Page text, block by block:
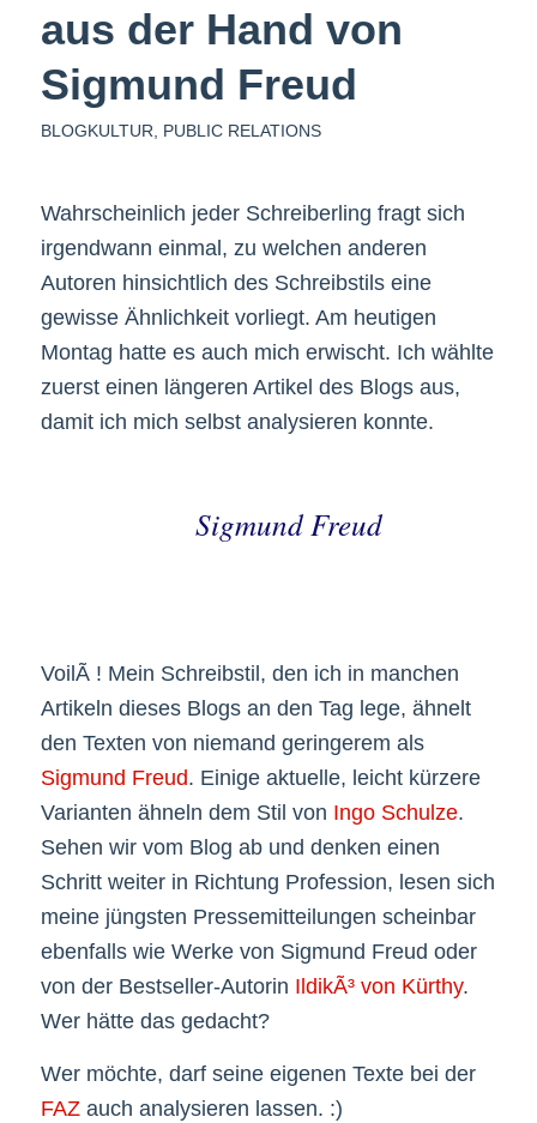
aus der Hand von
Sigmund Freud
BLOGKULTUR PUBLIC RELATIONS
Wahrscheinlich jeder Schreiberling fragt sich
irgendwann einmal, zu welchen anderen
Autoren hinsichtlich des Schreibstils eine
gewisse Ähnlichkeit vorliegt. Am heutigen
Montag hatte es auch mich erwischt. Ich wählte
zuerst einen längeren Artikel des Blogs aus,
damit ich mich selbst analysieren konnte.
Sigmund Freud
VoilÃ ! Mein Schreibstil, den ich in manchen
Artikeln dieses Blogs an den Tag lege, ähnelt
den Texten von niemand geringerem als
Sigmund Freud. Einige aktuelle, leicht kürzere
Varianten ähneln dem Stil von Ingo Schulze.
Sehen wir vom Blog ab und denken einen
Schritt weiter in Richtung Profession, lesen sich
meine jüngsten Pressemitteilungen scheinbar
ebenfalls wie Werke von Sigmund Freud oder
von der Bestseller-Autorin IldikÃ³ von Kürthy.
Wer hätte das gedacht?
Wer möchte, darf seine eigenen Texte bei der
FAZauch analysieren lassen. :)